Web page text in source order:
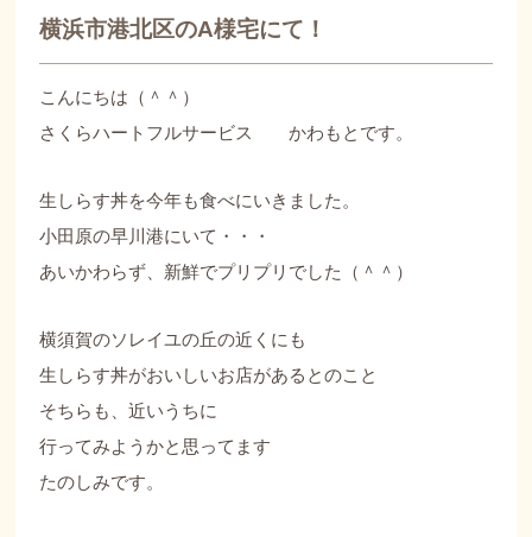
横浜市港北区のA様宅にて！
こんにちは（＾＾）
さくらハートフルサービス かわもとです。
生しらす丼を今年も食べにいきました。
小田原の早川港にいて・・・
あいかわらず、新鮮でプリプリでした（＾＾）
横須賀のソレイユの丘の近くにも
生しらす丼がおいしいお店があるとのこと
そちらも、近いうちに
行ってみようかと思ってます
たのしみです。